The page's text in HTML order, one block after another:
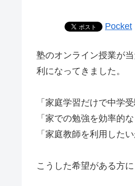
Pocket
塾のオンライン授業が
利になってきました。
「家庭学習だけで中学
「家での勉強を効率的
「家庭教師を利用した
こうした希望がある方に